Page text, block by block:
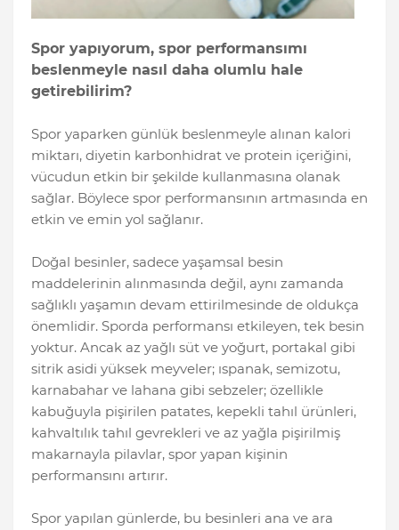
Spor yapıyorum, spor performansımı
beslenmeyle nasıl daha olumlu hale
getirebilirim?
Spor yaparken günlük beslenmeyle alınan kalori
miktarı, diyetin karbonhidrat ve protein içeriğini,
vücudun etkin bir şekilde kullanmasına olanak
sağlar. Böylece spor performansının artmasında en
etkin ve emin yol sağlanır.
Doğal besinler, sadece yaşamsal besin
maddelerinin alınmasında değil, aynı zamanda
sağlıklı yaşamın devam ettirilmesinde de oldukça
önemlidir. Sporda performansı etkileyen, tek besin
yoktur. Ancak az yağlı süt ve yoğurt, portakal gibi
sitrik asidi yüksek meyveler; ıspanak, semizotu,
karnabahar ve lahana gibi sebzeler; özellikle
kabuğuyla pişirilen patates, kepekli tahıl ürünleri,
kahvaltılık tahıl gevrekleri ve az yağla pişirilmiş
makarnayla pilavlar, spor yapan kişinin
performansını artırır.
Spor yapılan günlerde, bu besinleri ana ve ara